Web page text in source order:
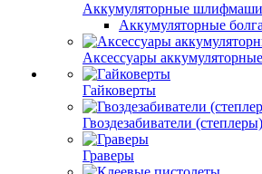
Аккумуляторные
Аккумуляторные
Аксессуары аккумуляторные
Гайковерты
Гвоздезабиватели (степлеры)
Граверы